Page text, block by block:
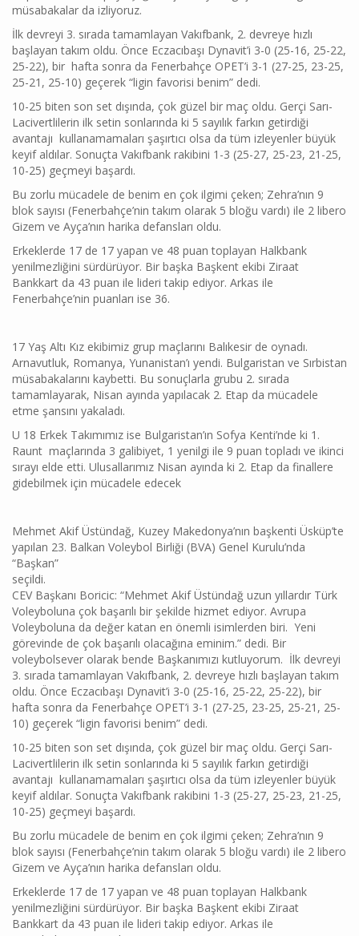
müsabakalar da izliyoruz.
İlk devreyi 3. sırada tamamlayan Vakıfbank, 2. devreye hızlı
başlayan takım oldu. Önce Eczacıbaşı Dynavit’i 3-0 (25-16, 25-22,
25-22), bir hafta sonra da Fenerbahçe OPET’i 3-1 (27-25, 23-25,
25-21, 25-10) geçerek “ligin favorisi benim” dedi.
10-25 biten son set dışında, çok güzel bir maç oldu. Gerçi Sarı-
Lacivertlilerin ilk setin sonlarında ki 5 sayılık farkın getirdiği
avantajı kullanamamaları şaşırtıcı olsa da tüm izleyenler büyük
keyif aldılar. Sonuçta Vakıfbank rakibini 1-3 (25-27, 25-23, 21-25,
10-25) geçmeyi başardı.
Bu zorlu mücadele de benim en çok ilgimi çeken; Zehra’nın 9
blok sayısı (Fenerbahçe’nin takım olarak 5 bloğu vardı) ile 2 libero
Gizem ve Ayça’nın harika defansları oldu.
Erkeklerde 17 de 17 yapan ve 48 puan toplayan Halkbank
yenilmezliğini sürdürüyor. Bir başka Başkent ekibi Ziraat
Bankkart da 43 puan ile lideri takip ediyor. Arkas ile
Fenerbahçe’nin puanları ise 36.
17 Yaş Altı Kız ekibimiz grup maçlarını Balıkesir de oynadı.
Arnavutluk, Romanya, Yunanistan’ı yendi. Bulgaristan ve Sırbistan
müsabakalarını kaybetti. Bu sonuçlarla grubu 2. sırada
tamamlayarak, Nisan ayında yapılacak 2. Etap da mücadele
etme şansını yakaladı.
U 18 Erkek Takımımız ise Bulgaristan’ın Sofya Kenti’nde ki 1.
Raunt maçlarında 3 galibiyet, 1 yenilgi ile 9 puan topladı ve ikinci
sırayı elde etti. Ulusallarımız Nisan ayında ki 2. Etap da finallere
gidebilmek için mücadele edecek
Mehmet Akif Üstündağ, Kuzey Makedonya’nın başkenti Üsküp’te
yapılan 23. Balkan Voleybol Birliği (BVA) Genel Kurulu’nda
“Başkan”
CEV Başkanı Boricic: “Mehmet Akif Üstündağ uzun yıllardır Türk
Voleyboluna çok başarılı bir şekilde hizmet ediyor. Avrupa
Voleyboluna da değer katan en önemli isimlerden biri. Yeni
görevinde de çok başarılı olacağına eminim.” dedi. Bir
voleybolsever olarak bende Başkanımızı kutluyorum. İlk devreyi
3. sırada tamamlayan Vakıfbank, 2. devreye hızlı başlayan takım
oldu. Önce Eczacıbaşı Dynavit’i 3-0 (25-16, 25-22, 25-22), bir
hafta sonra da Fenerbahçe OPET’i 3-1 (27-25, 23-25, 25-21, 25-
10) geçerek “ligin favorisi benim” dedi.
10-25 biten son set dışında, çok güzel bir maç oldu. Gerçi Sarı-
Lacivertlilerin ilk setin sonlarında ki 5 sayılık farkın getirdiği
avantajı kullanamamaları şaşırtıcı olsa da tüm izleyenler büyük
keyif aldılar. Sonuçta Vakıfbank rakibini 1-3 (25-27, 25-23, 21-25,
10-25) geçmeyi başardı.
Bu zorlu mücadele de benim en çok ilgimi çeken; Zehra’nın 9
blok sayısı (Fenerbahçe’nin takım olarak 5 bloğu vardı) ile 2 libero
Gizem ve Ayça’nın harika defansları oldu.
Erkeklerde 17 de 17 yapan ve 48 puan toplayan Halkbank
yenilmezliğini sürdürüyor. Bir başka Başkent ekibi Ziraat
Bankkart da 43 puan ile lideri takip ediyor. Arkas ile